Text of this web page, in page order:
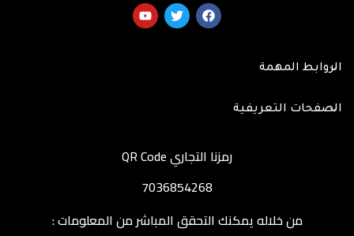
الروابط المهمة
الصفحات التعريفية
رمزنا التجاري QR Code
7036854268
من خلاله يمكنك التحقق المباشر من المعلومات :